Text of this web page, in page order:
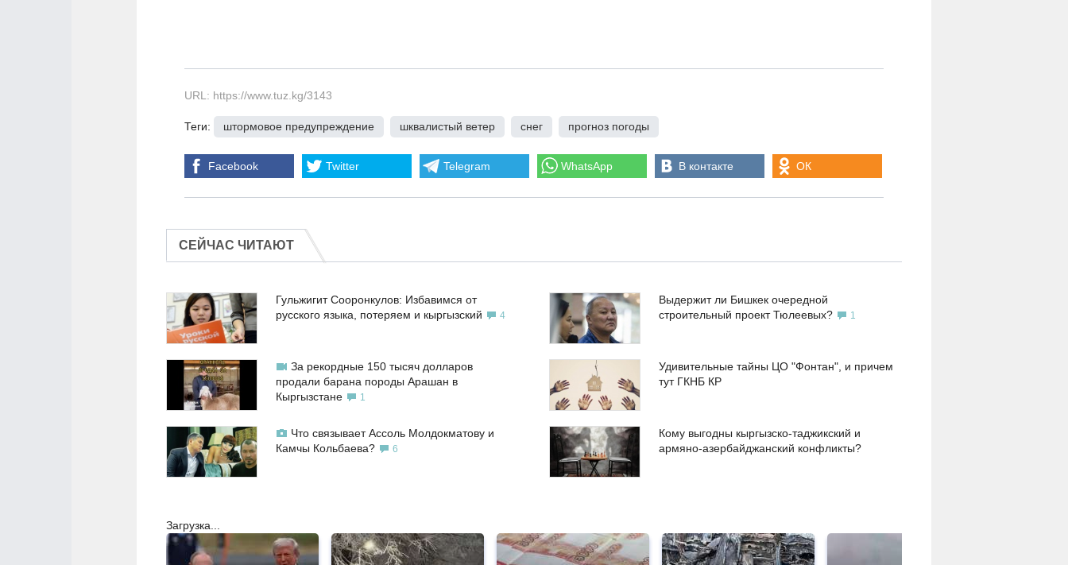
URL: https://www.tuz.kg/3143
Теги: штормовое предупреждение шквалистый ветер снег прогноз погоды
Facebook Twitter Telegram WhatsApp В контакте ОК
СЕЙЧАС ЧИТАЮТ
Гульжигит Сооронкулов: Избавимся от
русского языка, потеряем и кыргызский
4
Выдержит ли Бишкек очередной
строительный проект Тюлеевых?
1
За рекордные 150 тысяч долларов
продали барана породы Арашан в
Кыргызстане
1
Удивительные тайны ЦО "Фонтан", и причем
тут ГКНБ КР
Что связывает Ассоль Молдокматову и
Камчы Кольбаева?
6
Кому выгодны кыргызско-таджикский и
армяно-азербайджанский конфликты?
Загрузка...